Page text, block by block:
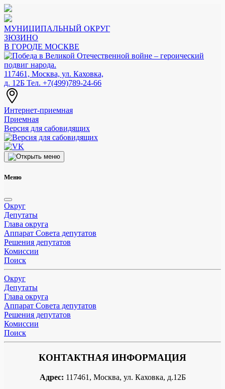
МУНИЦИПАЛЬНЫЙ ОКРУГ
ЗЮЗИНО
В ГОРОДЕ МОСКВЕ
117461, Москва, ул. Каховка,
д. 12Б Тел. +7(499)789-24-66
Интернет-приемная
Приемная
Версия для сабовидящих
Меню
Округ
Депутаты
Глава округа
Аппарат Совета депутатов
Решения депутатов
Комиссии
Поиск
Округ
Депутаты
Глава округа
Аппарат Совета депутатов
Решения депутатов
Комиссии
Поиск
КОНТАКТНАЯ ИНФОРМАЦИЯ
Адрес: 117461, Москва, ул. Каховка, д.12Б